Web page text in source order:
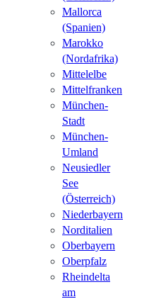
Mallorca
(Spanien)
Marokko
(Nordafrika)
Mittelelbe
Mittelfranken
München-
Stadt
München-
Umland
Neusiedler
See
(Österreich)
Niederbayern
Norditalien
Oberbayern
Oberpfalz
Rheindelta
am